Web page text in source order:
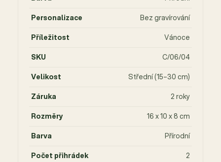
Personalizace
Bez gravírování
Příležitost
Vánoce
SKU
C/06/04
Velikost
Střední (15–30 cm)
Záruka
2 roky
Rozměry
16 x 10 x 8 cm
Barva
Přírodní
Počet přihrádek
2